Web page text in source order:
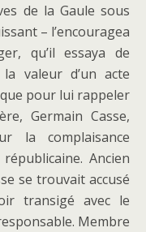
de la Gaule sous
– l’encouragea
qu’il essaya de
valeur d’un acte
pour lui rappeler
Germain Casse,
la complaisance
Ancien
se trouvait accusé
transigé avec le
Membre